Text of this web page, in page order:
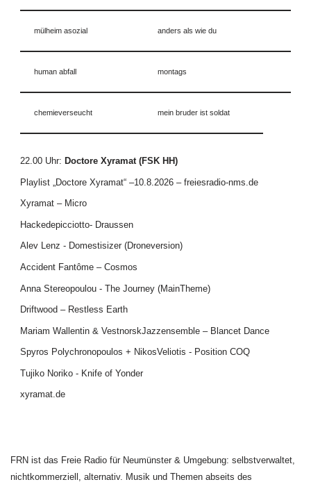
mülheim asozial anders als wie du
human abfall montags
chemieverseucht mein bruder ist soldat
22.00 Uhr: Doctore Xyramat (FSK HH)
Playlist „Doctore Xyramat“ –10.8.2026 – freiesradio-nms.de
Xyramat – Micro
Hackedepicciotto- Draussen
Alev Lenz - Domestisizer (Droneversion)
Accident Fantôme – Cosmos
Anna Stereopoulou - The Journey (MainTheme)
Driftwood – Restless Earth
Mariam Wallentin & VestnorskJazzensemble – Blancet Dance
Spyros Polychronopoulos + NikosVeliotis - Position COQ
Tujiko Noriko - Knife of Yonder
xyramat.de
FRN ist das Freie Radio für Neumünster & Umgebung: selbstverwaltet,
nichtkommerziell, alternativ. Musik und Themen abseits des